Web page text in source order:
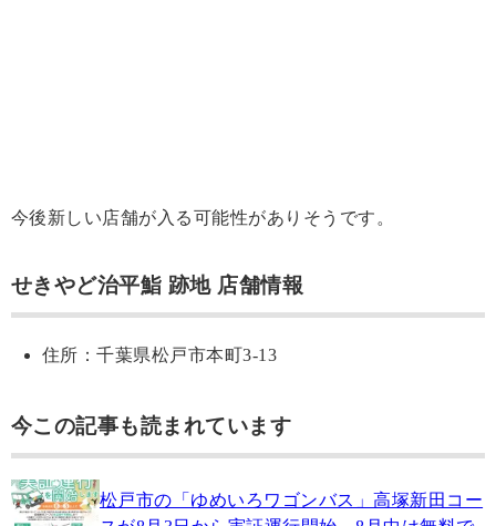
今後新しい店舗が入る可能性がありそうです。
せきやど治平鮨 跡地 店舗情報
住所：千葉県松戸市本町3-13
今この記事も読まれています
松戸市の「ゆめいろワゴンバス」高塚新田コー